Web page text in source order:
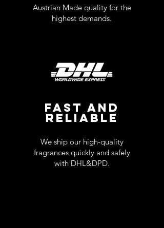
Austrian Made quality for the
highest demands.
FAST AND
RELIABLE
We ship our high-quality
fragrances quickly and safely
with DHL&DPD.